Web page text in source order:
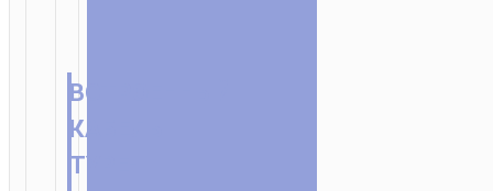
ВСТРОЕННЫЙ
КАБЕЛЬ
TYPE-